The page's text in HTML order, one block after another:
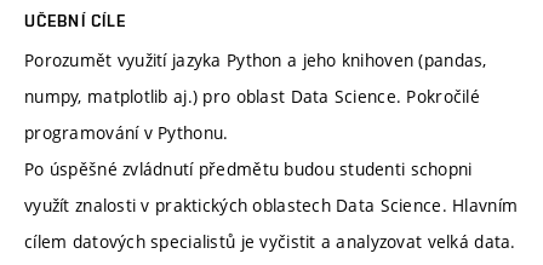
UČEBNÍ CÍLE
Porozumět využití jazyka Python a jeho knihoven (pandas,
numpy, matplotlib aj.) pro oblast Data Science. Pokročilé
programování v Pythonu.
Po úspěšné zvládnutí předmětu budou studenti schopni
využít znalosti v praktických oblastech Data Science. Hlavním
cílem datových specialistů je vyčistit a analyzovat velká data.